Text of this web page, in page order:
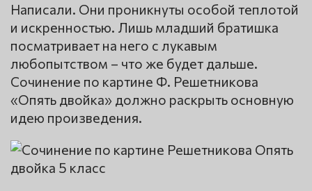
Написали. Они проникнуты особой теплотой
и искренностью. Лишь младший братишка
посматривает на него с лукавым
любопытством – что же будет дальше.
Сочинение по картине Ф. Решетникова
«Опять двойка» должно раскрыть основную
идею произведения.